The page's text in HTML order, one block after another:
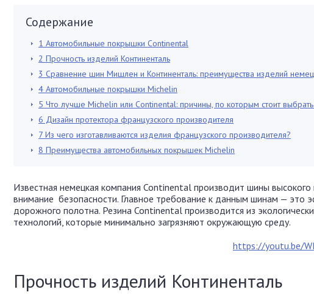
Содержание
1 Автомобильные покрышки Continental
2 Прочность изделий Континенталь
3 Сравнение шин Мишлен и Континенталь: преимущества изделий
4 Автомобильные покрышки Michelin
5 Что лучше Michelin или Continental: причины, по которым стоит
6 Дизайн протектора французского производителя
7 Из чего изготавливаются изделия французского производителя?
8 Преимущества автомобильных покрышек Michelin
Известная немецкая компания Continental производит шины
внимание безопасности. Главное требование к данным шинам — это
дорожного полотна. Резина Continental производится из
технологий, которые минимально загрязняют окружающую среду.
https://youtu.be/
Прочность изделий Континенталь